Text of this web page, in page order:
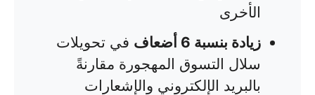
الأخرى
زيادة بنسبة 6 أضعاف
في تحويلات
سلال التسوق المهجورة مقارنةً
بالبريد الإلكتروني والإشعارات